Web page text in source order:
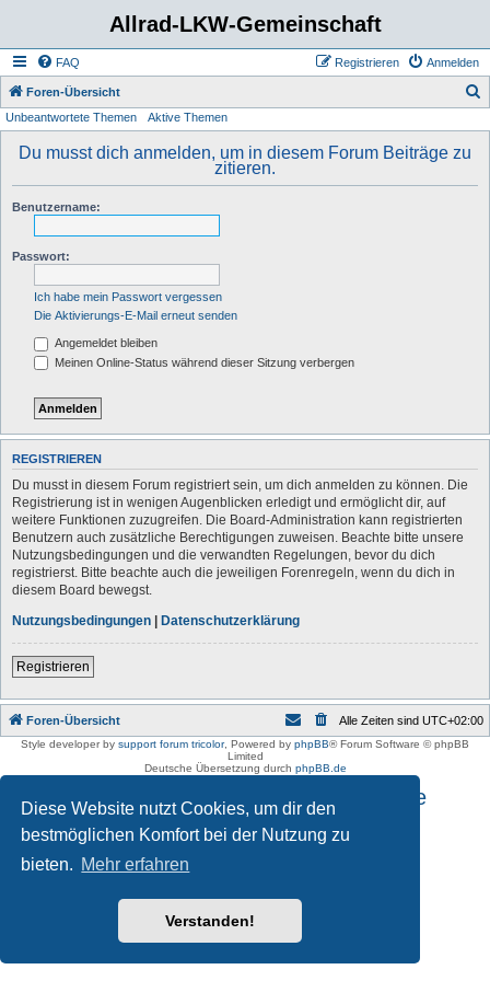
Diese Website nutzt Cookies, um dir den
bestmöglichen Komfort bei der Nutzung zu
bieten. Mehr erfahren
Verstanden!
Allrad-LKW-Gemeinschaft
FAQ Anmelden
Registrieren
Foren-Übersicht
Unbeantwortete Themen Aktive Themen
Du musst dich anmelden, um in diesem Forum Beiträge zu
zitieren.
Benutzername:
Passwort:
Ich habe mein Passwort vergessen
Die Aktivierungs-E-Mail erneut senden
Angemeldet bleiben
Meinen Online-Status während dieser Sitzung verbergen
REGISTRIEREN
Du musst in diesem Forum registriert sein, um dich anmelden zu können. Die
Registrierung ist in wenigen Augenblicken erledigt und ermöglicht dir, auf
weitere Funktionen zuzugreifen. Die Board-Administration kann registrierten
Benutzern auch zusätzliche Berechtigungen zuweisen. Beachte bitte unsere
Nutzungsbedingungen und die verwandten Regelungen, bevor du dich
registrierst. Bitte beachte auch die jeweiligen Forenregeln, wenn du dich in
diesem Board bewegst.
Nutzungsbedingungen | Datenschutzerklärung
Registrieren
Foren-Übersicht Alle Zeiten sind UTC+02:00
Style developer by support forum tricolor, Powered by phpBB® Forum Software © phpBB
Limited
Deutsche Übersetzung durch phpBB.de
Impressum und Datenschutzhinweise